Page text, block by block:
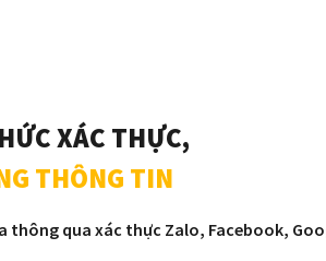
XÁC THỰC,
THÔNG TIN
thông qua xác thực Zalo, Facebook,